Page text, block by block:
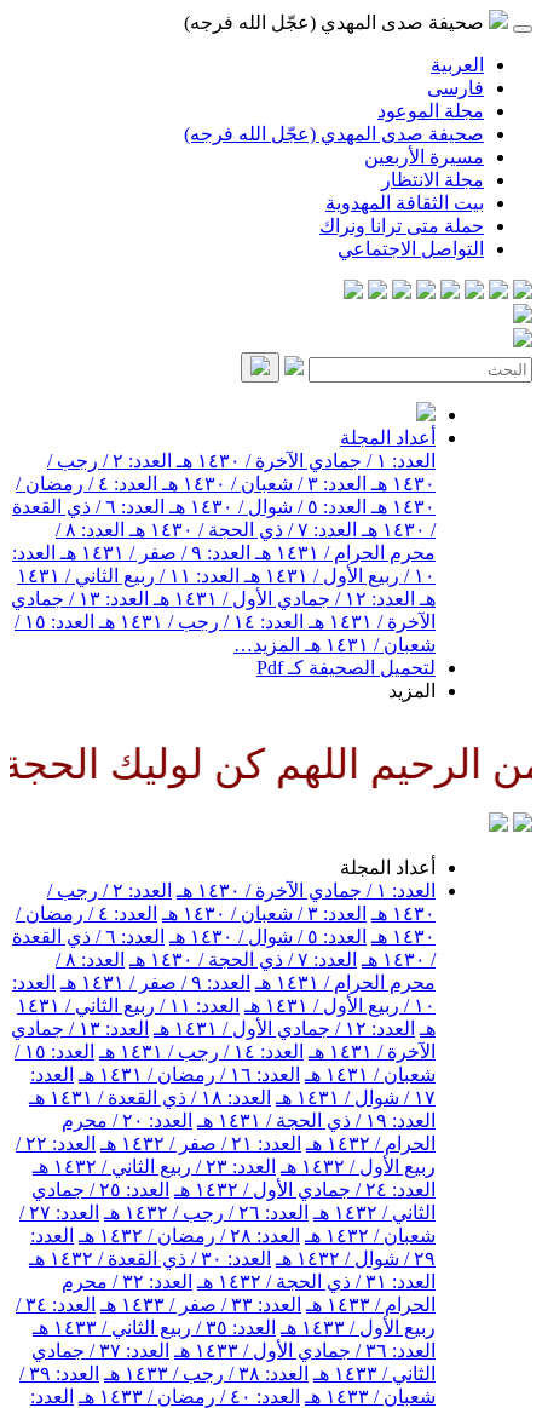
صحيفة صدى المهدي (عجّل الله فرجه)
العربية
فارسی
مجلة الموعود
صحيفة صدى المهدي (عجّل الله فرجه)
مسيرة الأربعين
مجلة الانتظار
بيت الثقافة المهدوية
حملة متى ترانا ونراك
التواصل الاجتماعي
أعداد المجلة
العدد: ١ / جمادي الآخرة / ١٤٣٠ هـ
العدد: ٢ / رجب /
١٤٣٠ هـ
العدد: ٣ / شعبان / ١٤٣٠ هـ
العدد: ٤ / رمضان /
١٤٣٠ هـ
العدد: ٥ / شوال / ١٤٣٠ هـ
العدد: ٦ / ذي القعدة
/ ١٤٣٠ هـ
العدد: ٧ / ذي الحجة / ١٤٣٠ هـ
العدد: ٨ /
محرم الحرام / ١٤٣١ هـ
العدد: ٩ / صفر / ١٤٣١ هـ
العدد:
١٠ / ربيع الأول / ١٤٣١ هـ
العدد: ١١ / ربيع الثاني / ١٤٣١
هـ العدد: ١٢ / جمادي الأول / ١٤٣١ هـ
العدد: ١٣ / جمادي
الآخرة / ١٤٣١ هـ
العدد: ١٤ / رجب / ١٤٣١ هـ
العدد: ١٥ /
شعبان / ١٤٣١ هـ
المزيد…
لتحميل الصحيفة كـ Pdf
المزيد
اللهم كن لوليك الحجة
أعداد المجلة
العدد: ١ / جمادي الآخرة / ١٤٣٠ هـ
العدد: ٢ / رجب /
١٤٣٠ هـ
العدد: ٣ / شعبان / ١٤٣٠ هـ
العدد: ٤ / رمضان /
١٤٣٠ هـ
العدد: ٥ / شوال / ١٤٣٠ هـ
العدد: ٦ / ذي القعدة
/ ١٤٣٠ هـ
العدد: ٧ / ذي الحجة / ١٤٣٠ هـ
العدد: ٨ /
محرم الحرام / ١٤٣١ هـ
العدد: ٩ / صفر / ١٤٣١ هـ
العدد:
١٠ / ربيع الأول / ١٤٣١ هـ
العدد: ١١ / ربيع الثاني / ١٤٣١
هـ العدد: ١٢ / جمادي الأول / ١٤٣١ هـ
العدد: ١٣ / جمادي
الآخرة / ١٤٣١ هـ
العدد: ١٤ / رجب / ١٤٣١ هـ
العدد: ١٥ /
شعبان / ١٤٣١ هـ
العدد: ١٦ / رمضان / ١٤٣١ هـ
العدد:
١٧ / شوال / ١٤٣١ هـ
العدد: ١٨ / ذي القعدة / ١٤٣١ هـ
العدد: ١٩ / ذي الحجة / ١٤٣١ هـ
العدد: ٢٠ / محرم
الحرام / ١٤٣٢ هـ
العدد: ٢١ / صفر / ١٤٣٢ هـ
العدد: ٢٢ /
ربيع الأول / ١٤٣٢ هـ
العدد: ٢٣ / ربيع الثاني / ١٤٣٢ هـ
العدد: ٢٤ / جمادي الأول / ١٤٣٢ هـ
العدد: ٢٥ / جمادي
الثاني / ١٤٣٢ هـ
العدد: ٢٦ / رجب / ١٤٣٢ هـ
العدد: ٢٧ /
شعبان / ١٤٣٢ هـ
العدد: ٢٨ / رمضان / ١٤٣٢ هـ
العدد:
٢٩ / شوال / ١٤٣٢ هـ
العدد: ٣٠ / ذي القعدة / ١٤٣٢ هـ
العدد: ٣١ / ذي الحجة / ١٤٣٢ هـ
العدد: ٣٢ / محرم
الحرام / ١٤٣٣ هـ
العدد: ٣٣ / صفر / ١٤٣٣ هـ
العدد: ٣٤ /
ربيع الأول / ١٤٣٣ هـ
العدد: ٣٥ / ربيع الثاني / ١٤٣٣ هـ
العدد: ٣٦ / جمادي الأول / ١٤٣٣ هـ
العدد: ٣٧ / جمادي
الثاني / ١٤٣٣ هـ
العدد: ٣٨ / رجب / ١٤٣٣ هـ
العدد: ٣٩ /
شعبان / ١٤٣٣ هـ
العدد: ٤٠ / رمضان / ١٤٣٣ هـ
العدد: